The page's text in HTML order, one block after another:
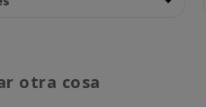
otra cosa